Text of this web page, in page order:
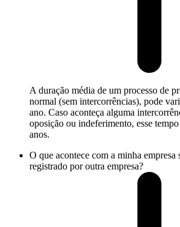
A duração média de um processo de
normal (sem intercorrências), pode
ano. Caso aconteça alguma
oposição ou indeferimento, esse
anos.
O que acontece com a minha empresa
registrado por outra empresa?